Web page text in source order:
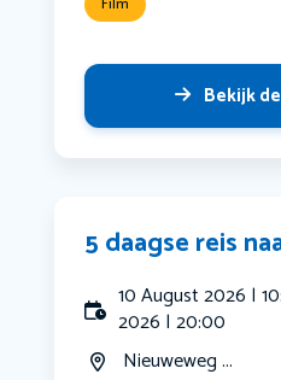
Film
Bekijk
5 daagse reis
10 August 2026 |
2026 | 20:00
Nieuweweg ...